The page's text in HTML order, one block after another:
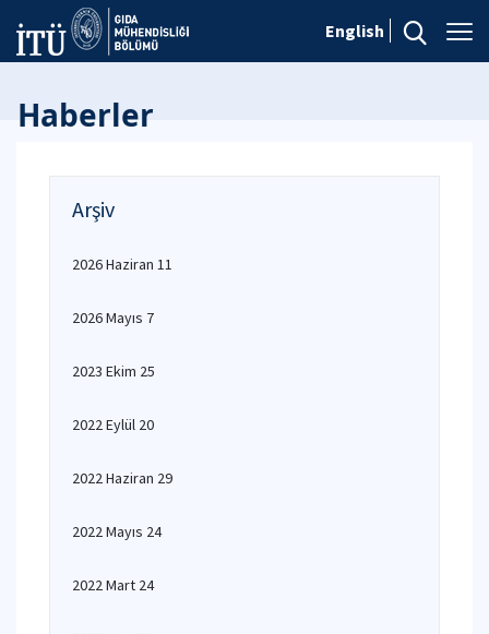
English
Haberler
Arşiv
2026 Haziran 11
2026 Mayıs 7
2023 Ekim 25
2022 Eylül 20
2022 Haziran 29
2022 Mayıs 24
2022 Mart 24